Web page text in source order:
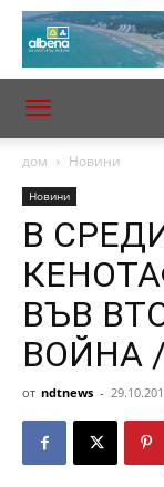
дом Новини
Новини
В
ВЪВ
ВОЙНА
от ndtnews -